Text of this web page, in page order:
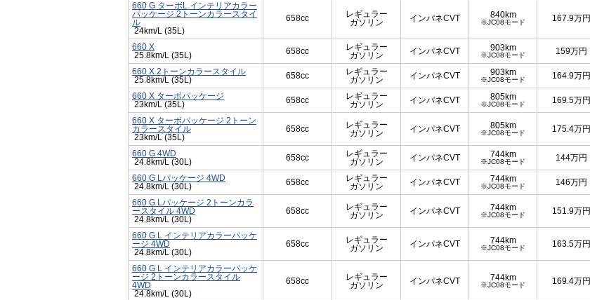
660 G ターボL インテリアカラー
パッケージ 2トーンカラースタイ
ル
24km/L (35L)
658cc
レギュラー
ガソリン
インパネCVT 840km
※JC08モード 167.9万円
660 X
25.8km/L (35L)
658cc
レギュラー
ガソリン
インパネCVT 903km
※JC08モード 159万円
660 X 2トーンカラースタイル
25.8km/L (35L)
658cc
レギュラー
ガソリン
インパネCVT 903km
※JC08モード 164.9万円
660 X ターボパッケージ
23km/L (35L)
658cc
レギュラー
ガソリン
インパネCVT 805km
※JC08モード 169.5万円
660 X ターボパッケージ 2トーン
カラースタイル
23km/L (35L)
658cc
レギュラー
ガソリン
インパネCVT 805km
※JC08モード 175.4万円
660 G 4WD
24.8km/L (30L)
658cc
レギュラー
ガソリン
インパネCVT 744km
※JC08モード 144万円
660 G Lパッケージ 4WD
24.8km/L (30L)
658cc
レギュラー
ガソリン
インパネCVT 744km
※JC08モード 146万円
660 G Lパッケージ 2トーンカラ
ースタイル 4WD
24.8km/L (30L)
658cc
レギュラー
ガソリン
インパネCVT 744km
※JC08モード 151.9万円
660 G L インテリアカラーパッケ
ージ 4WD
24.8km/L (30L)
658cc
レギュラー
ガソリン
インパネCVT 744km
※JC08モード 163.5万円
660 G L インテリアカラーパッケ
ージ 2トーンカラースタイル
4WD
24.8km/L (30L)
658cc
レギュラー
ガソリン
インパネCVT 744km
※JC08モード 169.4万円